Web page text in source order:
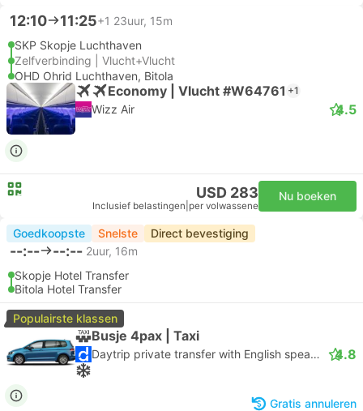
12:10 11:25+1 23uur, 15m
SKP Skopje Luchthaven
Zelfverbinding | Vlucht+Vlucht
OHD Ohrid Luchthaven, Bitola
Economy | Vlucht #W64761 +1
Wizz Air 4.5
USD 283
Inclusief belastingen per volwassene
Nu boeken
Goedkoopste Snelste Direct bevestiging
--:-- --:-- 2uur, 16m
Skopje Hotel Transfer
Bitola Hotel Transfer
Populairste klassen
Busje 4pax | Taxi
Daytrip private transfer with English speaking driver 4.8
Gratis annuleren